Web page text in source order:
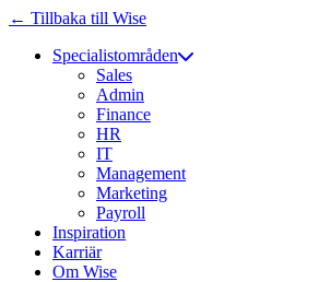
← Tillbaka till Wise
Specialistområden
Sales
Admin
Finance
HR
IT
Management
Marketing
Payroll
Inspiration
Karriär
Om Wise